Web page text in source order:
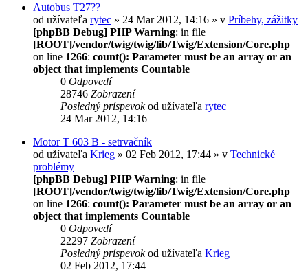
Autobus T27??
od užívateľa rytec » 24 Mar 2012, 14:16 » v Príbehy, zážitky
[phpBB Debug] PHP Warning: in file
[ROOT]/vendor/twig/twig/lib/Twig/Extension/Core.php
on line 1266: count(): Parameter must be an array or an
object that implements Countable
0 Odpovedí
28746 Zobrazení
Posledný príspevokod užívateľa rytec
24 Mar 2012, 14:16
Motor T 603 B - setrvačník
od užívateľa Krieg » 02 Feb 2012, 17:44 » v Technické
problémy
[phpBB Debug] PHP Warning: in file
[ROOT]/vendor/twig/twig/lib/Twig/Extension/Core.php
on line 1266: count(): Parameter must be an array or an
object that implements Countable
0 Odpovedí
22297 Zobrazení
Posledný príspevokod užívateľa Krieg
02 Feb 2012, 17:44